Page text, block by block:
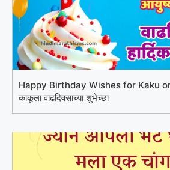
Happy Birthday Wishes for Kaku
काकूला वाढदिवसाच्या शुभेच्छा